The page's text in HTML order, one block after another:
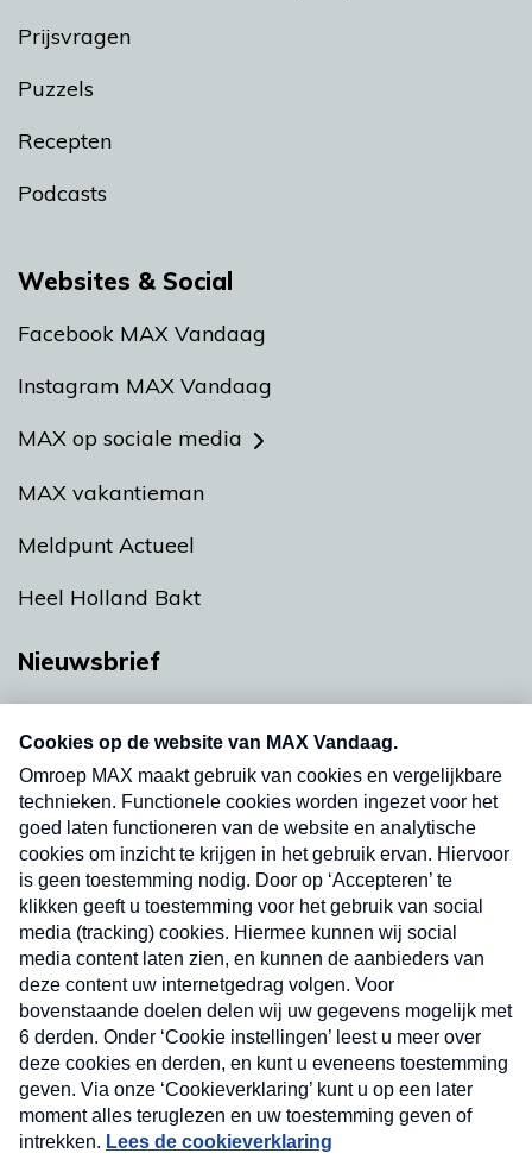
Prijsvragen
Puzzels
Recepten
Podcasts
Websites & Social
Facebook MAX Vandaag
Instagram MAX Vandaag
MAX op sociale media
MAX vakantieman
Meldpunt Actueel
Heel Holland Bakt
Nieuwsbrief
nieuwsbrief. Elke vrijdag- en dinsdagochtend in
uw mailbox.
Verzend
Nieuwsbrief
Neem hier een gratis abonnement op onze
nieuwsbrief. Elke vrijdag- en dinsdagochtend in uw